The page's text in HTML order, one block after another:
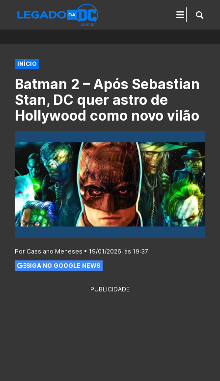
INÍCIO
Batman 2 – Após Sebastian
Stan, DC quer astro de
Hollywood como novo vilão
Por Cassiano Meneses • 19/01/2026, às 19:37
SIGA NO GOOGLE NEWS
PUBLICIDADE